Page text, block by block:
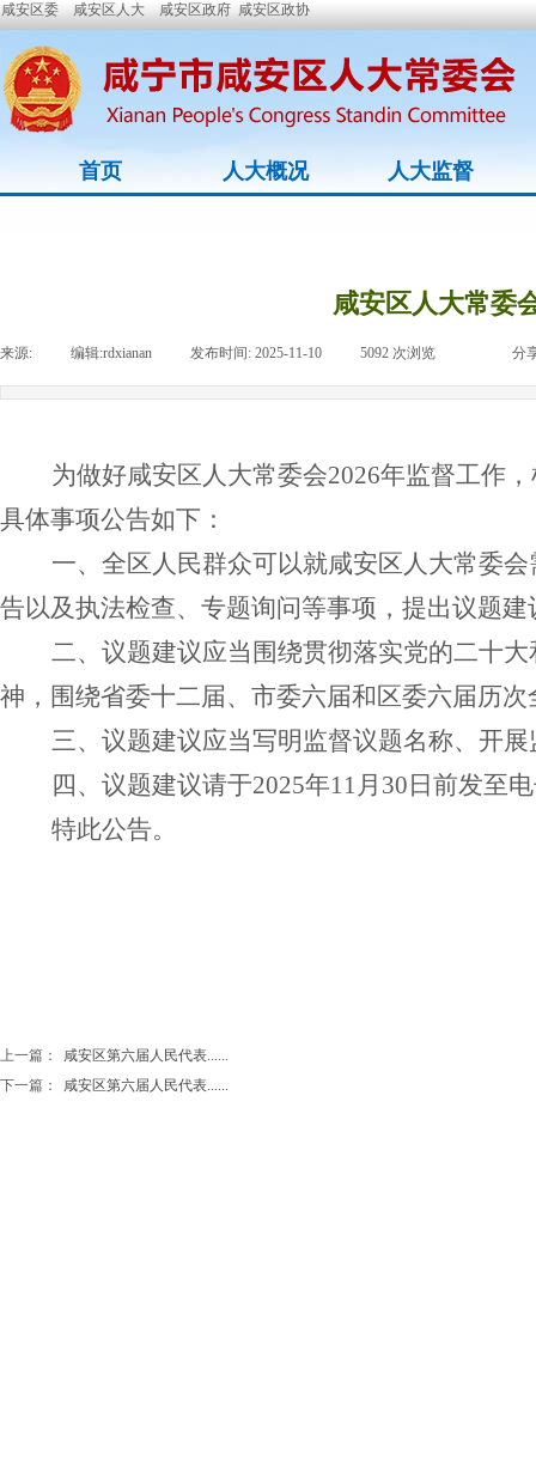
咸安区委 咸安区人大 咸安区政府 咸安区政协
首页 人大概况 人大监督
咸安区人大常委
来源: 编辑:rdxianan 发布时间: 2025-11-10 5092 次浏览 分
为做好咸安区人大常委会2026年监督工作
具体事项公告如下：
一、 全区人民群众可以就咸安区人大常委
告以及执法检查、 专题询问等事项，提出议题建
二、议题建议应当围绕贯彻落实党的二十
神，围绕省委十二届、市委六届和 区委六届历次
三、议题建议应当写明监督议题名称、开
四、议题建议请于2025年11月 30 日前发至
特此公告。
上一篇：
咸安区第六届人民代表......
下一篇：
咸安区第六届人民代表......